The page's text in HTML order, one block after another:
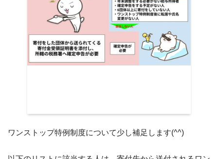
【ふるさと納税】 トイレ
ブル 108ロール 再生紙
ク 日用品 国産 フルーツ
ベリー 香り付き 新生活
リサイクル エコ 消耗品
品 鶴見製紙 沼津
価格：12,000円（税込、
4/4/28時点)
ドアにも適しています。
ハンバーグ(デミグラスソー
塚 冷凍 小分け 大容量 簡単調
24/4/28時点)
ワンストップ特例制度について少し補足します(^^)